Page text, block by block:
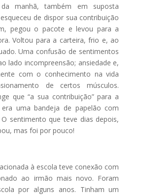
manhã, também em suposta
de dispor sua contribuição
pegou o pacote e levou para a
Voltou para a carteira, frio e, ao
Uma confusão de sentimentos
lado incompreensão; ansiedade e,
com o conhecimento na vida
de certos músculos.
que “a sua contribuição” para a
era uma bandeja de papelão com
sentimento que teve dias depois,
mas foi por pouco!
à escola teve conexão com
ao irmão mais novo. Foram
por alguns anos. Tinham um